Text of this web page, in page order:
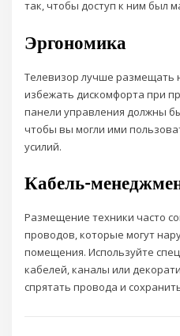
так, чтобы доступ к ним был
Эргономика
Телевизор лучше размещать
избежать дискомфорта при
панели управления должны
чтобы вы могли ими
усилий.
Кабель-
Размещение техники часто
проводов, которые могут
помещения. Используйте
кабелей, каналы или
спрятать провода и